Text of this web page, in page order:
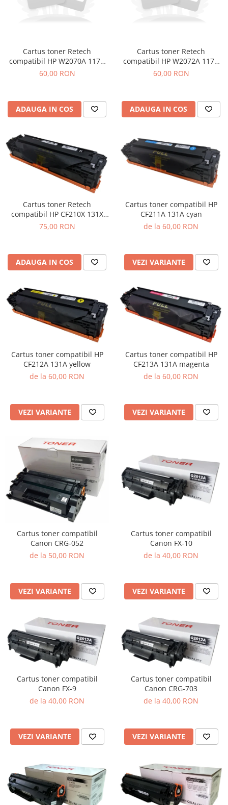
Cartus toner Retech
compatibil HP W2070A 117A
black
60,00 RON
ADAUGA IN COS
Cartus toner Retech
compatibil HP W2072A 117A
yellow
60,00 RON
ADAUGA IN COS
Cartus toner Retech
compatibil HP CF210X 131X
black
75,00 RON
ADAUGA IN COS
Cartus toner compatibil HP
CF211A 131A cyan
de la 60,00 RON
VEZI VARIANTE
Cartus toner compatibil HP
CF212A 131A yellow
de la 60,00 RON
VEZI VARIANTE
Cartus toner compatibil HP
CF213A 131A magenta
de la 60,00 RON
VEZI VARIANTE
Cartus toner compatibil
Canon CRG-052
de la 50,00 RON
VEZI VARIANTE
Cartus toner compatibil
Canon FX-10
de la 40,00 RON
VEZI VARIANTE
Cartus toner compatibil
Canon FX-9
de la 40,00 RON
VEZI VARIANTE
Cartus toner compatibil
Canon CRG-703
de la 40,00 RON
VEZI VARIANTE